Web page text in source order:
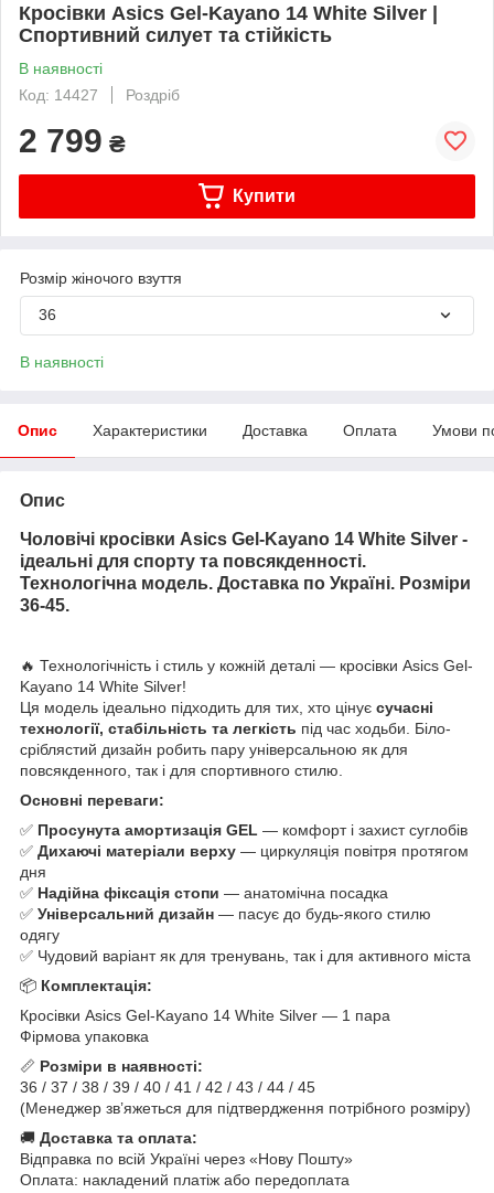
Кросівки Asics Gel-Kayano 14 White Silver |
Спортивний силует та стійкість
В наявності
Код: 14427
Роздріб
2 799 ₴
Купити
Розмір жіночого взуття
36
В наявності
Опис Характеристики Доставка Оплата Умови
Опис
Чоловічі кросівки Asics Gel-Kayano 14 White Silver -
ідеальні для спорту та повсякденності.
Технологічна модель. Доставка по Україні. Розміри
36-45.
🔥 Технологічність і стиль у кожній деталі — кросівки Asics Gel-
Kayano 14 White Silver!
Ця модель ідеально підходить для тих, хто цінує сучасні
технології, стабільність та легкість під час ходьби. Біло-
сріблястий дизайн робить пару універсальною як для
повсякденного, так і для спортивного стилю.
Основні переваги:
✅ Просунута амортизація GEL — комфорт і захист суглобів
✅ Дихаючі матеріали верху — циркуляція повітря протягом
дня
✅ Надійна фіксація стопи — анатомічна посадка
✅ Універсальний дизайн — пасує до будь-якого стилю
одягу
✅ Чудовий варіант як для тренувань, так і для активного міста
📦 Комплектація:
Кросівки Asics Gel-Kayano 14 White Silver — 1 пара
Фірмова упаковка
📏 Розміри в наявності:
36 / 37 / 38 / 39 / 40 / 41 / 42 / 43 / 44 / 45
(Менеджер зв’яжеться для підтвердження потрібного розміру)
🚚 Доставка та оплата:
Відправка по всій Україні через «Нову Пошту»
Оплата: накладений платіж або передоплата